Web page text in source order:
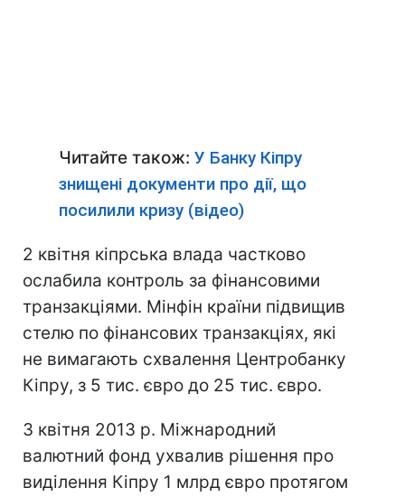
Читайте також: У Банку Кіпру
знищені документи про дії, що
посилили кризу (відео)
2 квітня кіпрська влада частково
ослабила контроль за фінансовими
транзакціями. Мінфін країни підвищив
стелю по фінансових транзакціях, які
не вимагають схвалення Центробанку
Кіпру, з 5 тис. євро до 25 тис. євро.
3 квітня 2013 р. Міжнародний
валютний фонд ухвалив рішення про
виділення Кіпру 1 млрд євро протягом